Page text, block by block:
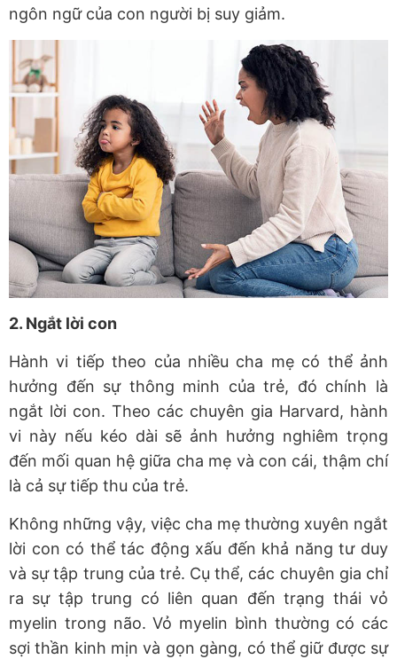
ngôn ngữ của con người bị suy giảm.
2. Ngắt lời con
Hành vi tiếp theo của nhiều cha mẹ có thể ảnh
hưởng đến sự thông minh của trẻ, đó chính là
ngắt lời con. Theo các chuyên gia Harvard, hành
vi này nếu kéo dài sẽ ảnh hưởng nghiêm trọng
đến mối quan hệ giữa cha mẹ và con cái, thậm chí
là cả sự tiếp thu của trẻ.
Không những vậy, việc cha mẹ thường xuyên ngắt
lời con có thể tác động xấu đến khả năng tư duy
và sự tập trung của trẻ. Cụ thể, các chuyên gia chỉ
ra sự tập trung có liên quan đến trạng thái vỏ
myelin trong não. Vỏ myelin bình thường có các
sợi thần kinh mịn và gọn gàng, có thể giữ được sự